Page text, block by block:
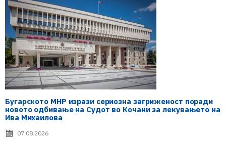
Бугарското МНР изрази сериозна загриженост поради
новото одбивање на Судот во Кочани за лекувањето на
Ива Михаилова
07.08.2026